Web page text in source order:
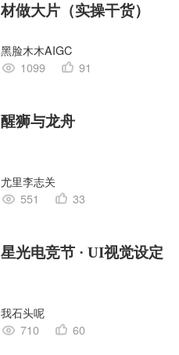
材做大片（实操干货）
黑脸木木AIGC
1099
91
醒狮与龙舟
尤里李志关
551
33
星光电竞节 · UI视觉设定
我石头呢
710
60